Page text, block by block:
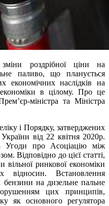
роздрібної ціни на
паливо, що планується
економічних наслідків на
в цілому. Про це
міністра та Міністра
і Порядку, затверджених
від 22 квітня 2020р.
про Асоціацію між
Відповідно до цієї статті,
ринкової економіки
відносин. Встановлення
на дизельне пальне
цих принципів,
як основного регулятора